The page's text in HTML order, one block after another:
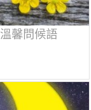
馨問候語